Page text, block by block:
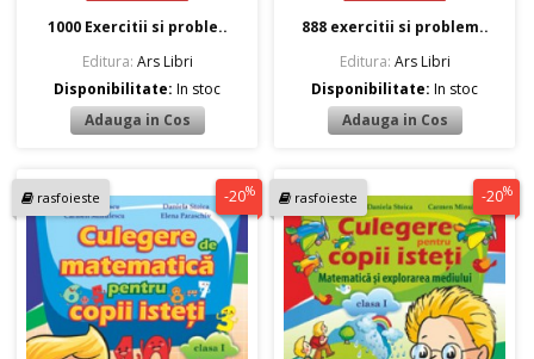
1000 Exercitii si proble..
Editura: Ars Libri
Disponibilitate:In stoc
888 exercitii si problem..
Editura: Ars Libri
Disponibilitate:In stoc
rasfoieste -20% rasfoieste -20%